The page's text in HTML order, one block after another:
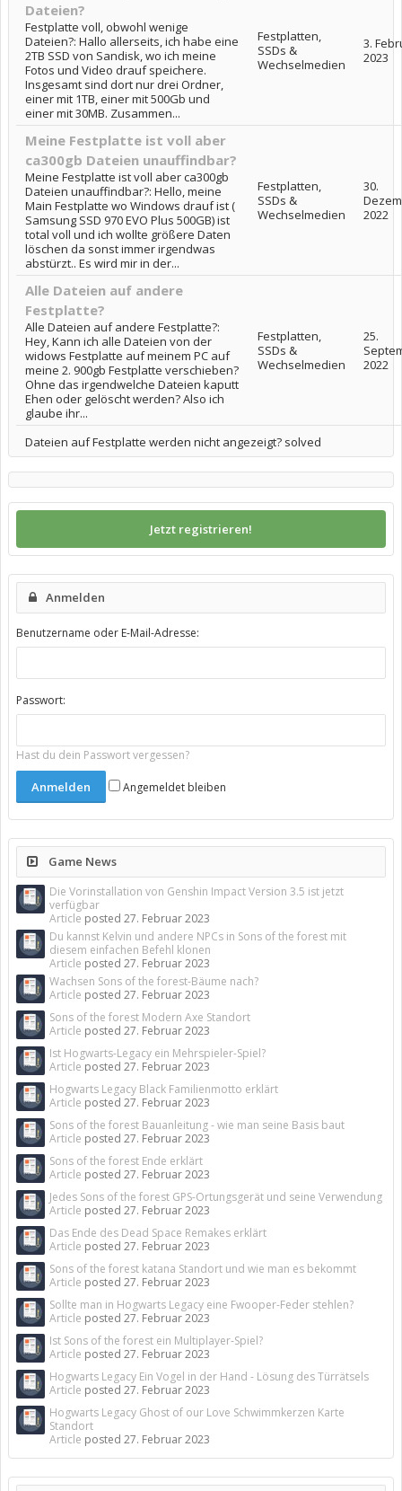
Dateien?
Festplatte voll, obwohl wenige
Dateien?: Hallo allerseits, ich habe eine
2TB SSD von Sandisk, wo ich meine
Fotos und Video drauf speichere.
Insgesamt sind dort nur drei Ordner,
einer mit 1TB, einer mit 500Gb und
einer mit 30MB. Zusammen...
Festplatten,
SSDs &
Wechselmedien
3.
2023
Meine Festplatte ist voll aber
ca300gb Dateien unauffindbar?
Meine Festplatte ist voll aber ca300gb
Dateien unauffindbar?: Hello, meine
Main Festplatte wo Windows drauf ist (
Samsung SSD 970 EVO Plus 500GB) ist
total voll und ich wollte größere Daten
löschen da sonst immer irgendwas
abstürzt.. Es wird mir in der...
Festplatten,
SSDs &
Wechselmedien
30.
2022
Alle Dateien auf andere
Festplatte?
Alle Dateien auf andere Festplatte?:
Hey, Kann ich alle Dateien von der
widows Festplatte auf meinem PC auf
meine 2. 900gb Festplatte verschieben?
Ohne das irgendwelche Dateien kaputt
Ehen oder gelöscht werden? Also ich
glaube ihr...
Festplatten,
SSDs &
Wechselmedien
25.
2022
Dateien auf Festplatte werden nicht angezeigt? solved
Jetzt registrieren!
Anmelden
Benutzername oder E-Mail-Adresse:
Passwort:
Hast du dein Passwort vergessen?
Angemeldet bleiben
Game News
Die Vorinstallation von Genshin Impact Version 3.5 ist jetzt
verfügbar
Article posted 27. Februar 2023
Du kannst Kelvin und andere NPCs in Sons of the forest mit
diesem einfachen Befehl klonen
Article posted 27. Februar 2023
Wachsen Sons of the forest-Bäume nach?
Article posted 27. Februar 2023
Sons of the forest Modern Axe Standort
Article posted 27. Februar 2023
Ist Hogwarts-Legacy ein Mehrspieler-Spiel?
Article posted 27. Februar 2023
Hogwarts Legacy Black Familienmotto erklärt
Article posted 27. Februar 2023
Sons of the forest Bauanleitung - wie man seine Basis baut
Article posted 27. Februar 2023
Sons of the forest Ende erklärt
Article posted 27. Februar 2023
Jedes Sons of the forest GPS-Ortungsgerät und seine Verwendung
Article posted 27. Februar 2023
Das Ende des Dead Space Remakes erklärt
Article posted 27. Februar 2023
Sons of the forest katana Standort und wie man es bekommt
Article posted 27. Februar 2023
Sollte man in Hogwarts Legacy eine Fwooper-Feder stehlen?
Article posted 27. Februar 2023
Ist Sons of the forest ein Multiplayer-Spiel?
Article posted 27. Februar 2023
Hogwarts Legacy Ein Vogel in der Hand - Lösung des Türrätsels
Article posted 27. Februar 2023
Hogwarts Legacy Ghost of our Love Schwimmkerzen Karte
Standort
Article posted 27. Februar 2023